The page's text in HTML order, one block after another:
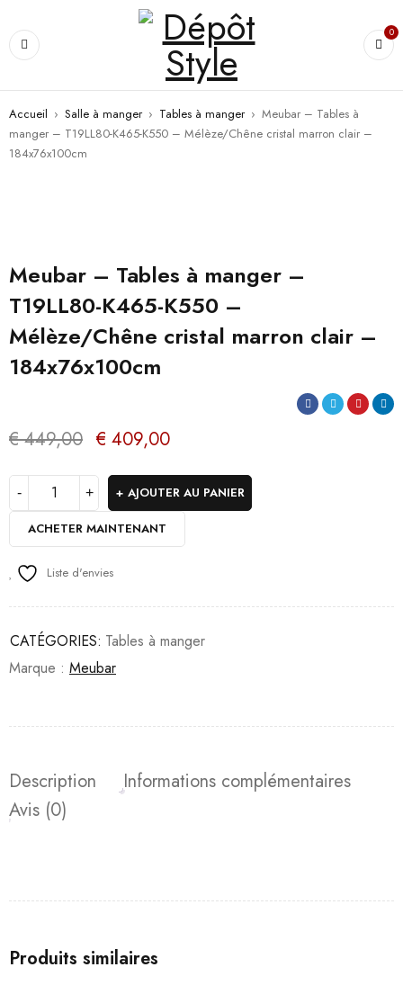
0
Accueil › Salle à manger › Tables à manger › Meubar – Tables à
manger – T19LL80-K465-K550 – Mélèze/Chêne cristal marron clair –
184x76x100cm
Meubar – Tables à manger –
T19LL80-K465-K550 –
Mélèze/Chêne cristal marron clair –
184x76x100cm
€449,00 € 409,00
AJOUTER AU PANIER
ACHETER MAINTENANT
Liste d'envies
CATÉGORIES: Tables à manger
Marque : Meubar
Description
Informations complémentaires
Avis (0)
Produits similaires